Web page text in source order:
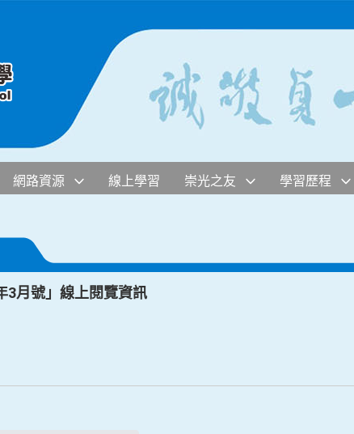
網路資源 線上學習 崇光之友 學習歷程
3月號」線上閱覽資訊